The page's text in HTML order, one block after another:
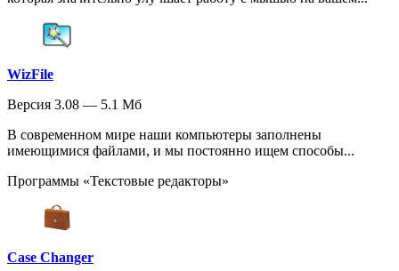
WizFile
Версия 3.08 — 5.1 Мб
В современном мире наши компьютеры заполнены
имеющимися файлами, и мы постоянно ищем способы...
Программы «Текстовые редакторы»
Case Changer